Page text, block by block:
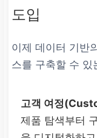
도입
이제 데이터 기반
스를 구축할 수 있
고객 여정
제품 탐색부터